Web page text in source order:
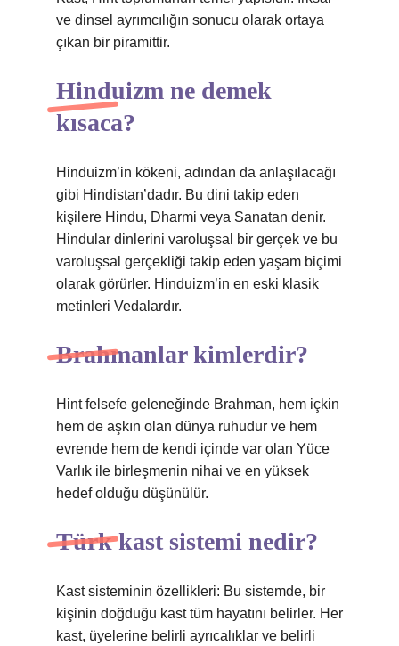
ve dinsel ayrımcılığın sonucu olarak ortaya
çıkan bir piramittir.
Hinduizm ne demek
kısaca?
Hinduizm’in kökeni, adından da anlaşılacağı
gibi Hindistan’dadır. Bu dini takip eden
kişilere Hindu, Dharmi veya Sanatan denir.
Hindular dinlerini varoluşsal bir gerçek ve bu
varoluşsal gerçekliği takip eden yaşam biçimi
olarak görürler. Hinduizm’in en eski klasik
metinleri Vedalardır.
Brahmanlar kimlerdir?
Hint felsefe geleneğinde Brahman, hem içkin
hem de aşkın olan dünya ruhudur ve hem
evrende hem de kendi içinde var olan Yüce
Varlık ile birleşmenin nihai ve en yüksek
hedef olduğu düşünülür.
Türk kast sistemi nedir?
Kast sisteminin özellikleri: Bu sistemde, bir
kişinin doğduğu kast tüm hayatını belirler. Her
kast, üyelerine belirli ayrıcalıklar ve belirli